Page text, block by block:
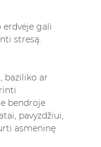
gali
stresą.
baziliko ar
bendroje
pavyzdžiui,
asmeninę